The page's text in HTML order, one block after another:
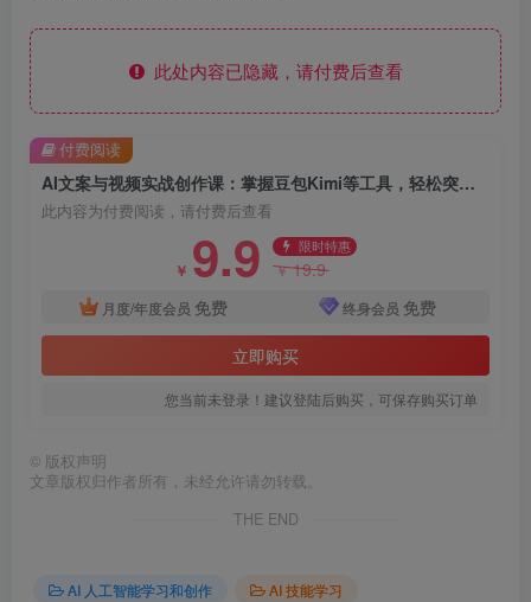
此处内容已隐藏，请付费后查看
AI文案与视频实战创作课：掌握豆包Kimi等工具，轻松突破创作瓶颈
此内容为付费阅读，请付费后查看
￥ 9.9 限时特惠
￥19.9
月度/年度会员 免费 终身会员 免费
立即购买
您当前未登录！建议登陆后购买，可保存购买订单
付费阅读
© 版权声明
文章版权归作者所有，未经允许请勿转载。
THE END
AI 人工智能学习和创作
AI 技能学习